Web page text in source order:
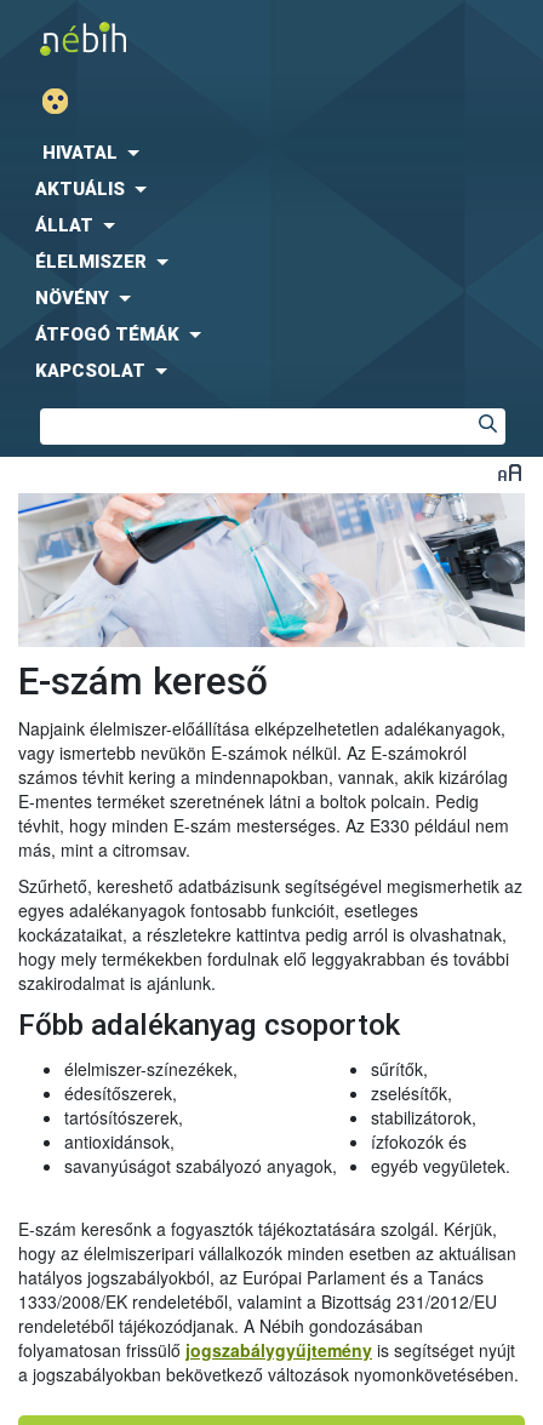
HIVATAL
AKTUÁLIS
ÁLLAT
ÉLELMISZER
NÖVÉNY
ÁTFOGÓ TÉMÁK
KAPCSOLAT
E-szám kereső
Napjaink élelmiszer-előállítása elképzelhetetlen adalékanyagok,
vagy ismertebb nevükön E-számok nélkül. Az E-számokról
számos tévhit kering a mindennapokban, vannak, akik kizárólag
E-mentes terméket szeretnének látni a boltok polcain. Pedig
tévhit, hogy minden E-szám mesterséges. Az E330 például nem
más, mint a citromsav.
Szűrhető, kereshető adatbázisunk segítségével megismerhetik az
egyes adalékanyagok fontosabb funkcióit, esetleges
kockázataikat, a részletekre kattintva pedig arról is olvashatnak,
hogy mely termékekben fordulnak elő leggyakrabban és további
szakirodalmat is ajánlunk.
Főbb adalékanyag csoportok
élelmiszer-színezékek,
édesítőszerek,
tartósítószerek,
antioxidánsok,
savanyúságot szabályozó anyagok,
sűrítők,
zselésítők,
stabilizátorok,
ízfokozók és
egyéb vegyületek.
E-szám keresőnk a fogyasztók tájékoztatására szolgál. Kérjük,
hogy az élelmiszeripari vállalkozók minden esetben az aktuálisan
hatályos jogszabályokból, az Európai Parlament és a Tanács
1333/2008/EK rendeletéből, valamint a Bizottság 231/2012/EU
rendeletéből tájékozódjanak. A Nébih gondozásában
folyamatosan frissülő jogszabálygyűjtemény is segítséget nyújt
a jogszabályokban bekövetkező változások nyomonkövetésében.